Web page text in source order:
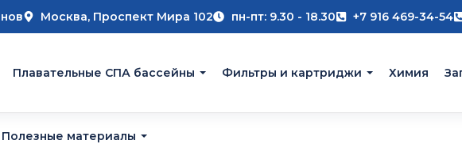
Москва, Проспект Мира 102 пн-пт: 9.30 - 18.30 +7 916 469-34-54
Плавательные СПА бассейны Фильтры и картриджи Химия
Полезные материалы